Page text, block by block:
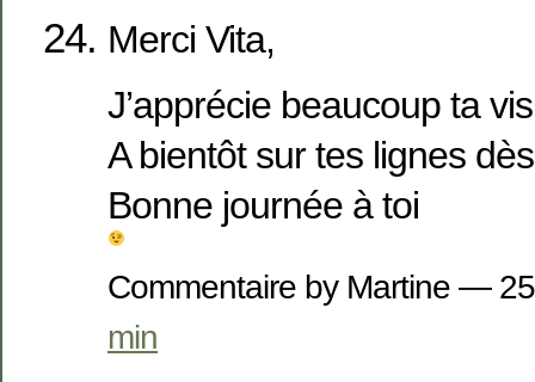
Merci Vita,
J’apprécie beaucoup ta
A bientôt sur tes lignes
Bonne journée à toi
Commentaire by Martine —
min